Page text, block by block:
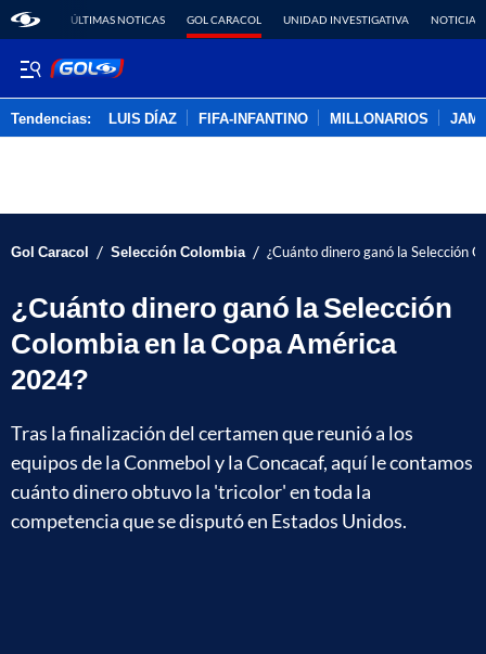
ÚLTIMAS NOTICAS GOL CARACOL UNIDAD INVESTIGATIVA NOTICIAS
Tendencias: LUIS DÍAZ FIFA-INFANTINO MILLONARIOS
Gol Caracol / Selección Colombia / ¿Cuánto dinero ganó la Selección
¿Cuánto dinero ganó la Selección
Colombia en la Copa América
2024?
Tras la finalización del certamen que reunió a los
equipos de la Conmebol y la Concacaf, aquí le contamos
cuánto dinero obtuvo la 'tricolor' en toda la
competencia que se disputó en Estados Unidos.